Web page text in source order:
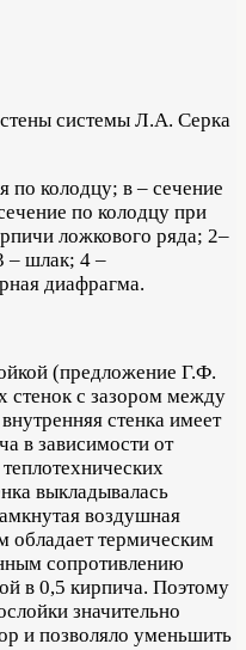
системы Л.А. Серка
по колодцу; в – сечение
по колодцу при
ложкового ряда; 2–
– шлак; 4 –
диафрагма.
(предложение Г.Ф.
стенок с зазором между
стенка имеет
в зависимости от
выкладывалась
воздушная
обладает термическим
сопротивлению
в 0,5 кирпича. Поэтому
значительно
и позволяло уменьшить